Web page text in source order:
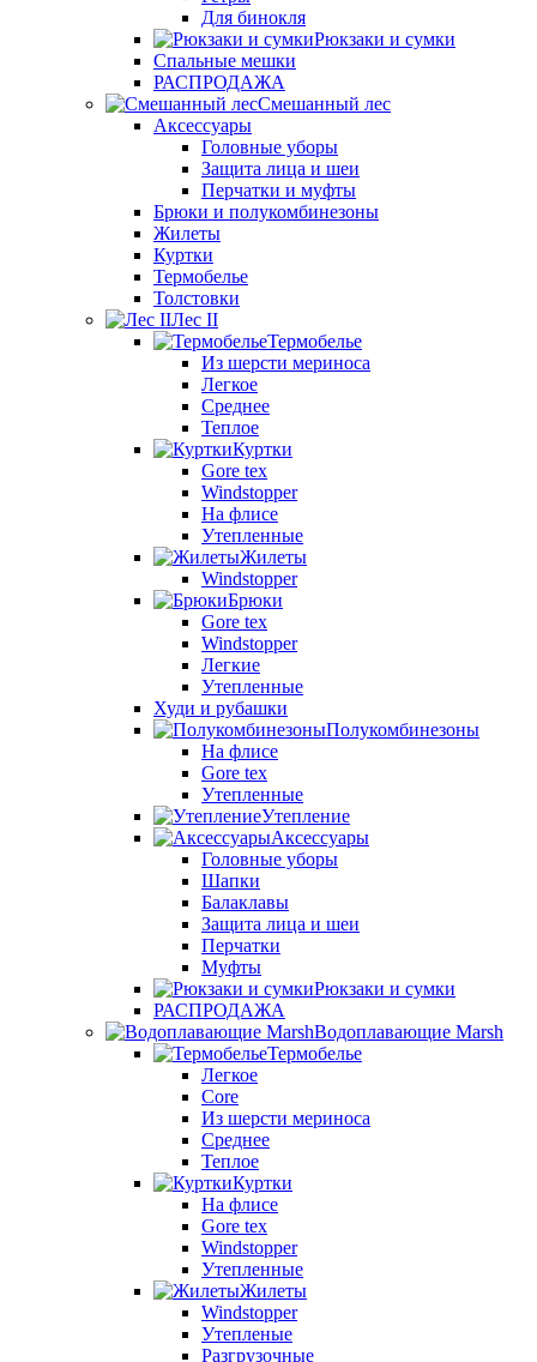
Для бинокля
Рюкзаки и сумки
Спальные мешки
РАСПРОДАЖА
Смешанный лес
Аксессуары
Головные уборы
Защита лица и шеи
Перчатки и муфты
Брюки и полукомбинезоны
Жилеты
Куртки
Термобелье
Толстовки
Лес II
Термобелье
Из шерсти мериноса
Легкое
Среднее
Теплое
Куртки
Gore tex
Windstopper
На флисе
Утепленные
Жилеты
Windstopper
Брюки
Gore tex
Windstopper
Легкие
Утепленные
Худи и рубашки
Полукомбинезоны
На флисе
Gore tex
Утепленные
Утепление
Аксессуары
Головные уборы
Шапки
Балаклавы
Защита лица и шеи
Перчатки
Муфты
Рюкзаки и сумки
РАСПРОДАЖА
Водоплавающие Marsh
Термобелье
Легкое
Core
Из шерсти мериноса
Среднее
Теплое
Куртки
На флисе
Gore tex
Windstopper
Утепленные
Жилеты
Windstopper
Утепленые
Разгрузочные